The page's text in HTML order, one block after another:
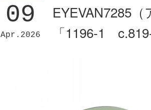
09
Apr 2026
EYEVAN7285
「1196-1